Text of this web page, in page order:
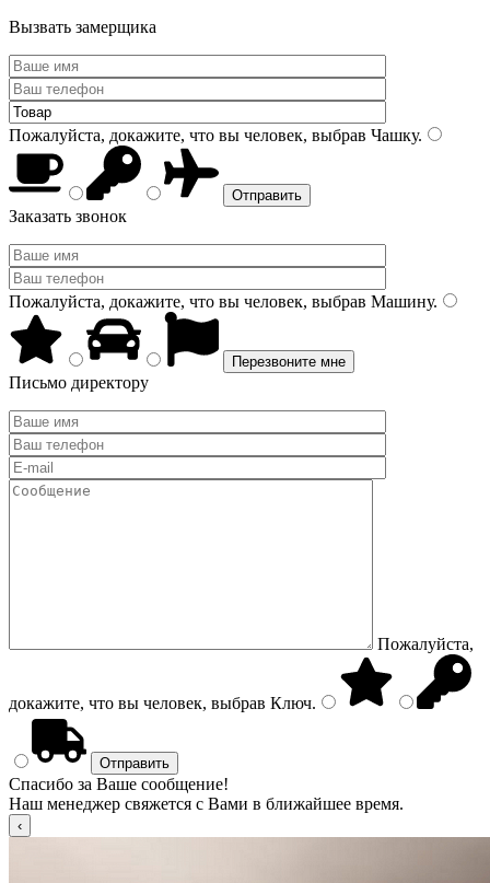
Вызвать замерщика
Пожалуйста, докажите, что вы человек, выбрав Чашку.
Заказать звонок
Пожалуйста, докажите, что вы человек, выбрав Машину.
Письмо директору
Пожалуйста,
докажите, что вы человек, выбрав Ключ.
Спасибо за Ваше сообщение!
Наш менеджер свяжется с Вами в ближайшее время.